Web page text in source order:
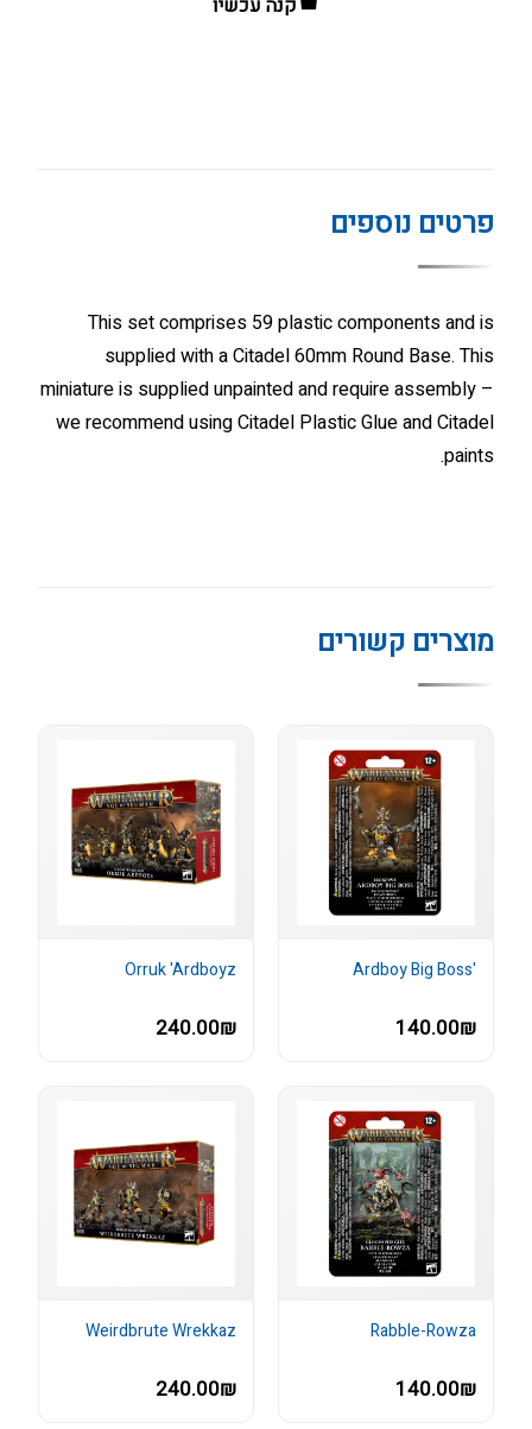
קנה עכשיו
פרטים נוספים
This set comprises 59 plastic components and is
supplied with a Citadel 60mm Round Base. This
miniature is supplied unpainted and require assembly –
we recommend using Citadel Plastic Glue and Citadel
paints.
מוצרים קשורים
'Ardboy Big Boss
140.00₪
Orruk 'Ardboyz
240.00₪
Rabble-Rowza
140.00₪
Weirdbrute Wrekkaz
240.00₪